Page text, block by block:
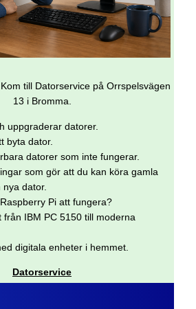
till Datorservice på Orrspelsvägen
13 i Bromma.
uppgraderar datorer.
byta dator.
datorer som inte fungerar.
som gör att du kan köra gamla
dator.
Pi att fungera?
från IBM PC 5150 till moderna
digitala enheter i hemmet.
Datorservice